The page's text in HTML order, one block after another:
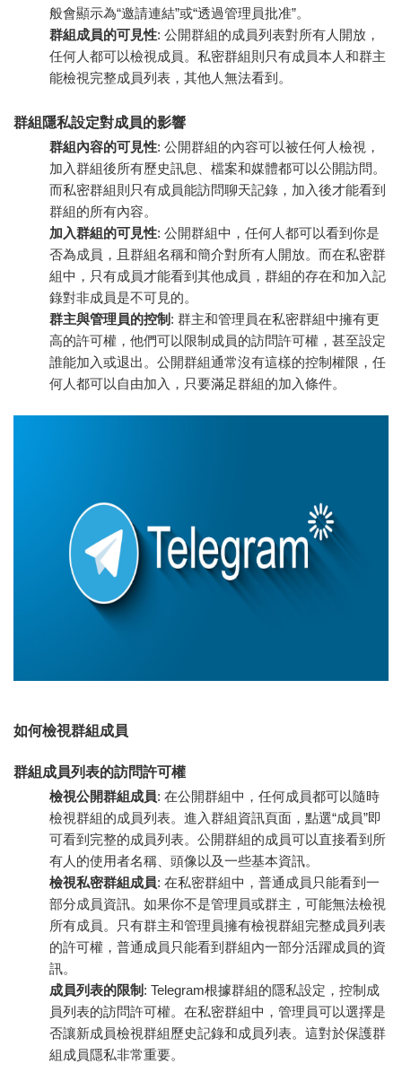
般會顯示為“邀請連結”或“透過管理員批准”。
群組成員的可見性: 公開群組的成員列表對所有人開放，
任何人都可以檢視成員。私密群組則只有成員本人和群主
能檢視完整成員列表，其他人無法看到。
群組隱私設定對成員的影響
群組內容的可見性: 公開群組的內容可以被任何人檢視，
加入群組後所有歷史訊息、檔案和媒體都可以公開訪問。
而私密群組則只有成員能訪問聊天記錄，加入後才能看到
群組的所有內容。
加入群組的可見性: 公開群組中，任何人都可以看到你是
否為成員，且群組名稱和簡介對所有人開放。而在私密群
組中，只有成員才能看到其他成員，群組的存在和加入記
錄對非成員是不可見的。
群主與管理員的控制 : 群主和管理員在私密群組中擁有更
高的許可權，他們可以限制成員的訪問許可權，甚至設定
誰能加入或退出。公開群組通常沒有這樣的控制權限，任
何人都可以自由加入，只要滿足群組的加入條件。
如何檢視群組成員
群組成員列表的訪問許可權
檢視公開群組成員: 在公開群組中，任何成員都可以隨時
檢視群組的成員列表。進入群組資訊頁面，點選“成員”即
可看到完整的成員列表。公開群組的成員可以直接看到所
有人的使用者名稱、頭像以及一些基本資訊。
檢視私密群組成員: 在私密群組中，普通成員只能看到一
部分成員資訊。如果你不是管理員或群主，可能無法檢視
所有成員。只有群主和管理員擁有檢視群組完整成員列表
的許可權，普通成員只能看到群組內一部分活躍成員的資
訊。
成員列表的限制 : Telegram根據群組的隱私設定，控制成
員列表的訪問許可權。在私密群組中，管理員可以選擇是
否讓新成員檢視群組歷史記錄和成員列表。這對於保護群
組成員隱私非常重要。